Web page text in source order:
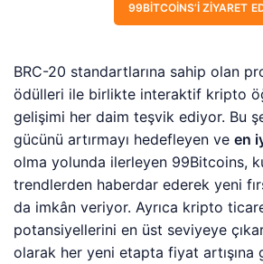
99BITCOINS’I ZIYARET
BRC-20 standartlarına sahip olan
ödülleri ile birlikte interaktif kripto
gelişimi her daim teşvik ediyor. Bu
gücünü artırmayı hedefleyen veen
olma yolunda ilerleyen 99Bitcoins,
trendlerden haberdar ederek yeni
da imkân veriyor. Ayrıca kripto
potansiyellerini en üst seviyeye
olarak her yeni etapta fiyat artışına